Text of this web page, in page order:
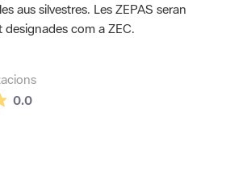
aus silvestres. Les ZEPAS seran
com a ZEC.
0.0La mitjana de les valoracions és de 0